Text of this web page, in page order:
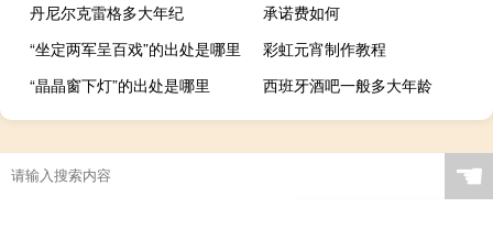
丹尼尔克雷格多大年纪
承诺费如何
“坐定两军呈百戏”的出处是哪里
彩虹元宵制作教程
“晶晶窗下灯”的出处是哪里
西班牙酒吧一般多大年龄
☚